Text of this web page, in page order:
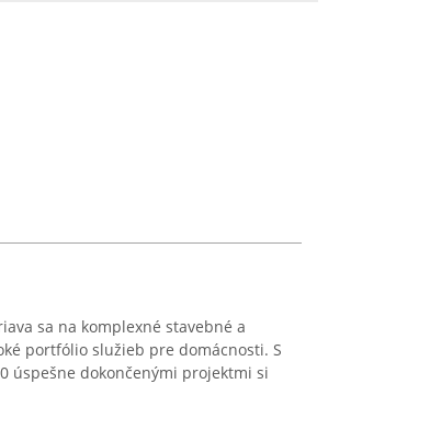
sa na komplexné stavebné a
portfólio služieb pre domácnosti. S
úspešne dokončenými projektmi si